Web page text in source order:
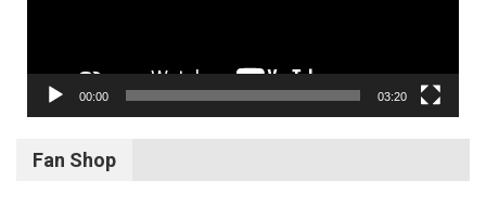
00:00 03:20
Fan Shop